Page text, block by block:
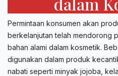
Permintaan konsumen akan
berkelanjutan telah mendorong
bahan alami dalam kosmetik.
digunakan dalam produk
nabati seperti minyak jojoba,